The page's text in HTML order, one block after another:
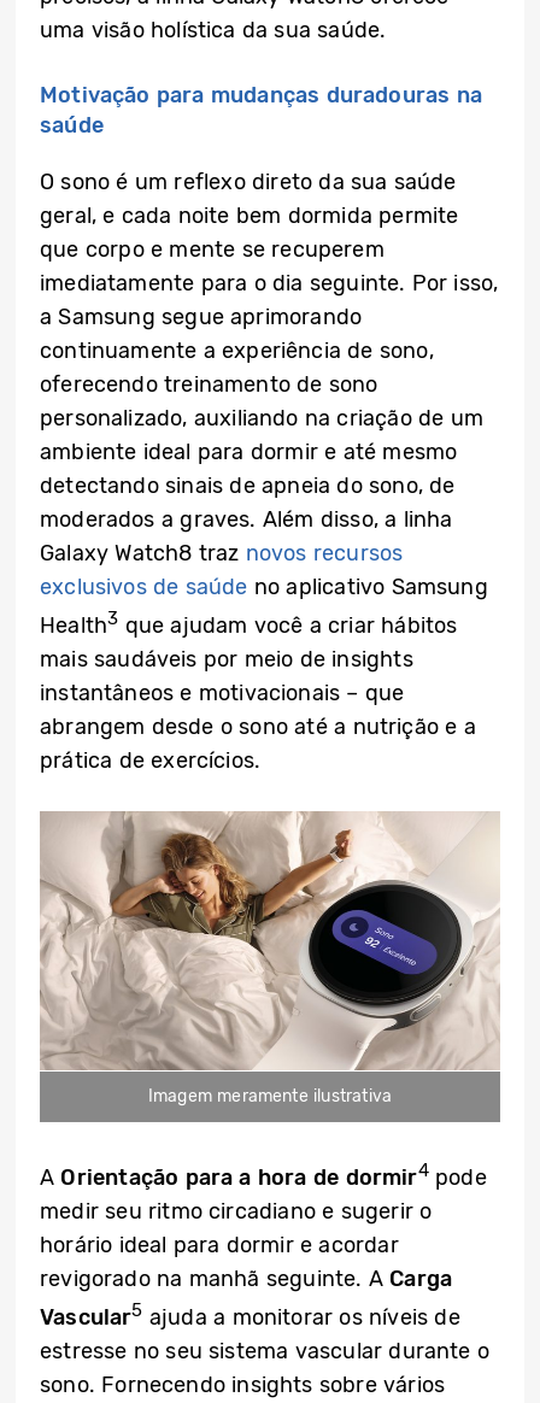
uma visão holística da sua saúde.
Motivação para mudanças duradouras na
saúde
O sono é um reflexo direto da sua saúde
geral, e cada noite bem dormida permite
que corpo e mente se recuperem
imediatamente para o dia seguinte. Por isso,
a Samsung segue aprimorando
continuamente a experiência de sono,
oferecendo treinamento de sono
personalizado, auxiliando na criação de um
ambiente ideal para dormir e até mesmo
detectando sinais de apneia do sono, de
moderados a graves. Além disso, a linha
Galaxy Watch8 traz novos recursos
exclusivos de saúde no aplicativo Samsung
Health3 que ajudam você a criar hábitos
mais saudáveis por meio de insights
instantâneos e motivacionais – que
abrangem desde o sono até a nutrição e a
prática de exercícios.
Imagem meramente ilustrativa
A Orientação para a hora de dormir4pode
medir seu ritmo circadiano e sugerir o
horário ideal para dormir e acordar
revigorado na manhã seguinte. A Carga
Vascular5 ajuda a monitorar os níveis de
estresse no seu sistema vascular durante o
sono. Fornecendo insights sobre vários